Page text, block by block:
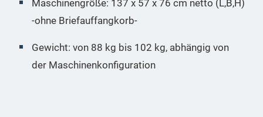
Maschinengröße: 137 x 57 x 76 cm netto (L,B,H)
-ohne Briefauffangkorb-
Gewicht: von 88 kg bis 102 kg, abhängig von
der Maschinenkonfiguration